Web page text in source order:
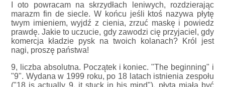
I oto powracam na skrzydłach leniwych, rozdzierając
marazm fin de siecle. W końcu jeśli ktoś nazywa płytę
twym imieniem, wyjdź z cienia, zrzuć maskę i powiedz
prawdę. Jakie to uczucie, gdy zawodzi cię przyjaciel, gdy
komercja kładzie pysk na twoich kolanach? Król jest
nagi, proszę państwa!
9, liczba absolutna. Początek i koniec. "The beginning" i
"9". Wydana w 1999 roku, po 18 latach istnienia zespołu